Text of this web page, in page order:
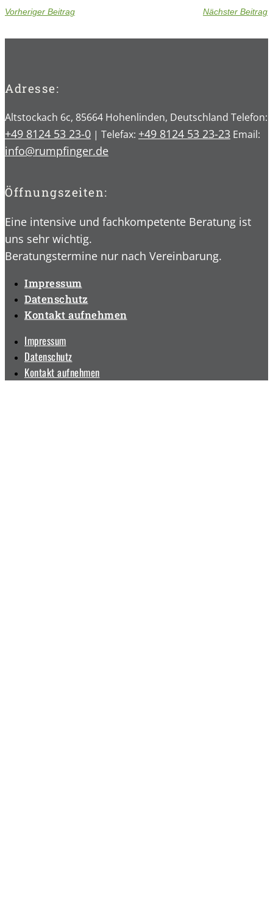
Vorheriger Beitrag Nächster Beitrag
Adresse:
Altstockach 6c, 85664 Hohenlinden, Deutschland Telefon:
+49 8124 53 23-0 | Telefax: +49 8124 53 23-23 Email:
info@rumpfinger.de
Öffnungszeiten:
Eine intensive und fachkompetente Beratung ist
uns sehr wichtig.
Beratungstermine nur nach Vereinbarung.
Impressum
Datenschutz
Kontakt aufnehmen
Impressum
Datenschutz
Kontakt aufnehmen